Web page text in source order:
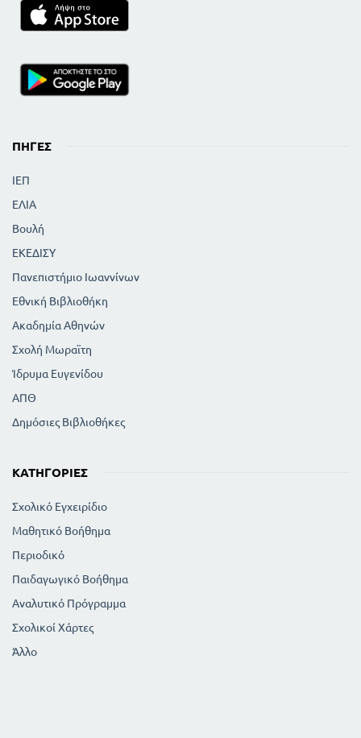
ΠΗΓΈΣ
ΙΕΠ
ΕΛΙΑ
Βουλή
ΕΚΕΔΙΣΥ
Πανεπιστήμιο Ιωαννίνων
Εθνική Βιβλιοθήκη
Ακαδημία Αθηνών
Σχολή Μωραϊτη
Ίδρυμα Ευγενίδου
ΑΠΘ
Δημόσιες Βιβλιοθήκες
ΚΑΤΗΓΟΡΊΕΣ
Σχολικό Εγχειρίδιο
Μαθητικό Βοήθημα
Περιοδικό
Παιδαγωγικό Βοήθημα
Αναλυτικό Πρόγραμμα
Σχολικοί Χάρτες
Άλλο